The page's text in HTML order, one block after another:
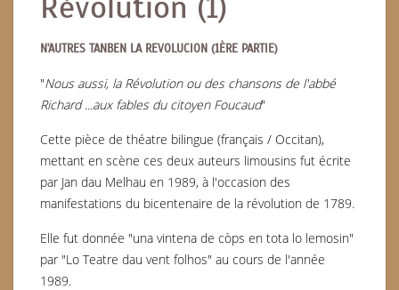
N'AUTRES TANBEN LA REVOLUCION (1ÈRE PARTIE)
"Nous aussi, la Révolution ou des chansons de l'abbé
Richard ...aux fables du citoyen Foucaud"
Cette pièce de théatre bilingue (français / Occitan),
mettant en scène ces deux auteurs limousins fut écrite
par Jan dau Melhau en 1989, à l'occasion des
manifestations du bicentenaire de la révolution de 1789.
Elle fut donnée "una vintena de còps en tota lo lemosin"
par "Lo Teatre dau vent folhos" au cours de l'année
1989.